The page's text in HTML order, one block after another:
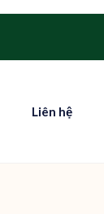
Liên hệ